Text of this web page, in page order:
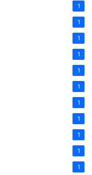
1
1
1
1
1
1
1
1
1
1
1